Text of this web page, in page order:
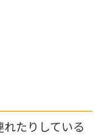
たりしている